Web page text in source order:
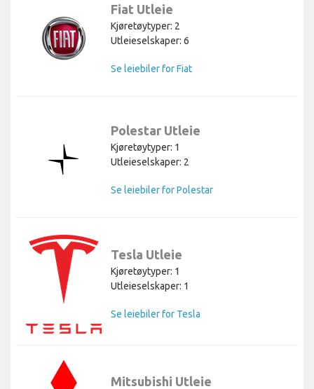
Fiat Utleie
Kjøretøytyper: 2
Utleieselskaper: 6
Se leiebiler for Fiat
Polestar Utleie
Kjøretøytyper: 1
Utleieselskaper: 2
Se leiebiler for Polestar
Tesla Utleie
Kjøretøytyper: 1
Utleieselskaper: 1
Se leiebiler for Tesla
Mitsubishi Utleie